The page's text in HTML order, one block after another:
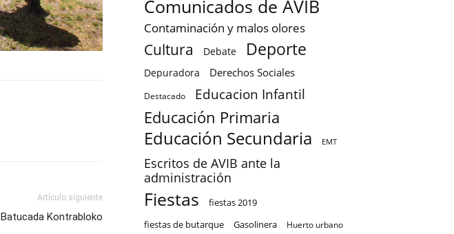
Artículo siguiente
Batucada Kontrabloko
Comunicados de AVIB
Contaminación y malos olores
Cultura Debate Deporte
Depuradora Derechos Sociales
Destacado Educacion Infantil
Educación Primaria
Educación Secundaria EMT
Escritos de AVIB ante la
administración
Fiestas
fiestas 2019
fiestas de butarque
Gasolinera Huerto urbano